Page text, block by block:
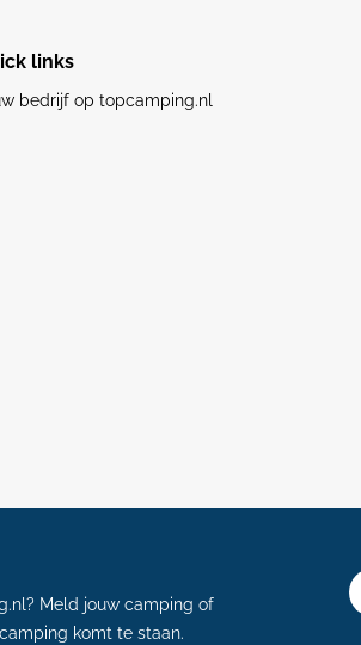
links
bedrijf op topcamping.nl
Meld jouw camping of
komt te staan.